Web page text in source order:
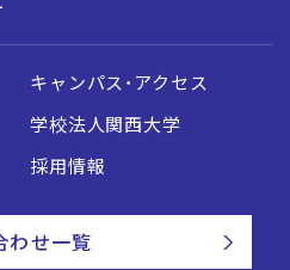
キャンパス・アクセス
学校法人関西大学
採用情報
わせ一覧